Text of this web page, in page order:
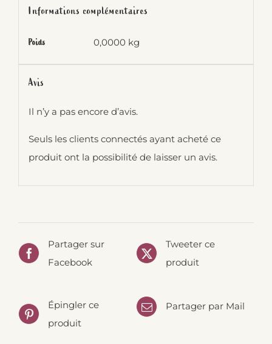
2
Informations complémentaires
Poids 0,0000 kg
Avis
Il n’y a pas encore d’avis.
Seuls les clients connectés ayant acheté ce
produit ont la possibilité de laisser un avis.
Partager sur
Facebook
Tweeter ce
produit
Épingler ce
produit
Partager par Mail